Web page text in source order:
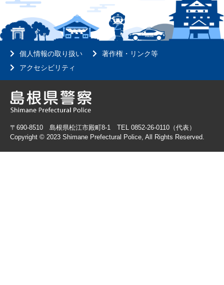
個人情報の取り扱い
著作権・リンク等
アクセシビリティ
〒690-8510 島根県松江市殿町8-1 TEL 0852-26-0110（代表）
Copyright © 2023 Shimane Prefectural Police, All Rights Reserved.